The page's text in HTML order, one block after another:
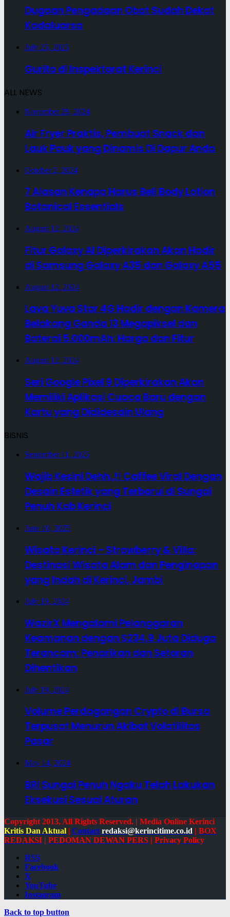
Dugaan Pengadaan Obat Sudah Dekat
Kadaluarsa
July 25, 2025
Gurita di Inspektorat Kerinci
ALL NEWS
November 29, 2024
Air Fryer Praktis, Pembuat Snack dan
Lauk Pauk yang Dinamis Di Dapur Anda
October 2, 2024
7 Alasan Kenapa Harus Beli Body Lotion
Botanical Essentials
August 12, 2024
Fitur Galaxy AI Diperkirakan Akan Hadir
di Samsung Galaxy A35 dan Galaxy A55
August 12, 2024
Lava Yuva Star 4G Hadir dengan Kamera
Belakang Ganda 13 Megapiksel dan
Baterai 5.000mAh: Harga dan Fitur
August 12, 2024
Seri Google Pixel 9 Diperkirakan Akan
Memiliki Aplikasi Cuaca Baru dengan
Kartu yang Dididesain Ulang
BISNIS
September 11, 2025
Wajib Kesini Dehh..!! Caffee Viral Dengan
Desain Estetik yang Terbarui di Sungai
Penuh Kab Kerinci
June 10, 2025
Wisata Kerinci – Strawberry & Villa:
Destinasi Wisata Alam dan Penginapan
yang Indah di Kerinci, Jambi
July 19, 2024
WazirX Mengalami Pelanggaran
Keamanan dengan $234,9 Juta Diduga
Terancam; Penarikan dan Setoran
Dihentikan
July 19, 2024
Volume Perdagangan Crypto di Bursa
Terpusat Menurun Akibat Volatilitas
Pasar
May 14, 2024
BRI Sungai Penuh Ngaku Telah Lakukan
Eksekusi Sesuai Aturan
Copyright 2013, All Rights Reserved. | Media Online Kerinci
Kritis Dan Aktual | Contact redaksi@kerincitime.co.id | BOX
REDAKSI | PEDOMAN DEWAN PERS | Privacy Policy
RSS
Facebook
X
YouTube
Instagram
Back to top button